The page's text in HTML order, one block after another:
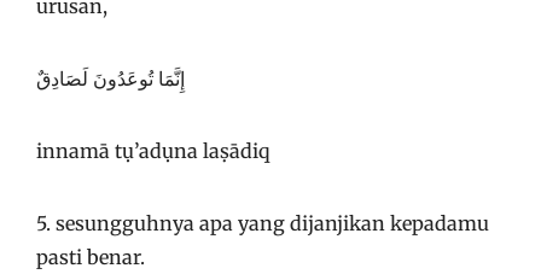
urusan,
إِنَّمَا تُوعَدُونَ لَصَادِقٌ
innamā tụ’adụna laṣādiq
5. sesungguhnya apa yang dijanjikan kepadamu
pasti benar.